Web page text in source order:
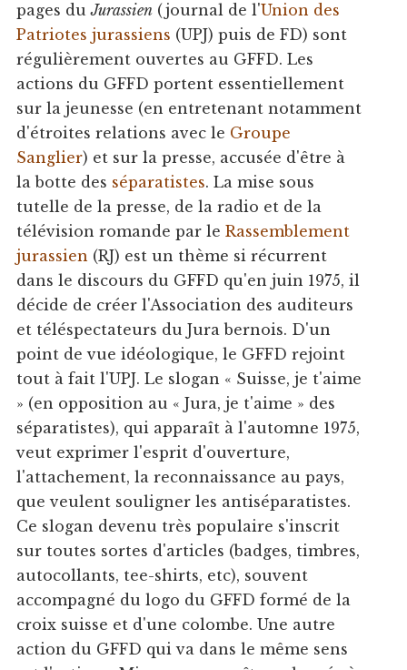
pages duJurassien(journal de l'Union des
Patriotes jurassiens (UPJ) puis de FD) sont
régulièrement ouvertes au GFFD. Les
actions du GFFD portent essentiellement
sur la jeunesse (en entretenant notamment
d'étroites relations avec le Groupe
Sanglier) et sur la presse, accusée d'être à
la botte des séparatistes. La mise sous
tutelle de la presse, de la radio et de la
télévision romande par le Rassemblement
jurassien (RJ) est un thème si récurrent
dans le discours du GFFD qu'en juin 1975, il
décide de créer l'Association des auditeurs
et téléspectateurs du Jura bernois. D'un
point de vue idéologique, le GFFD rejoint
tout à fait l'UPJ. Le slogan « Suisse, je t'aime
» (en opposition au « Jura, je t'aime » des
séparatistes), qui apparaît à l'automne 1975,
veut exprimer l'esprit d'ouverture,
l'attachement, la reconnaissance au pays,
que veulent souligner les antiséparatistes.
Ce slogan devenu très populaire s'inscrit
sur toutes sortes d'articles (badges, timbres,
autocollants, tee-shirts, etc), souvent
accompagné du logo du GFFD formé de la
croix suisse et d'une colombe. Une autre
action du GFFD qui va dans le même sens